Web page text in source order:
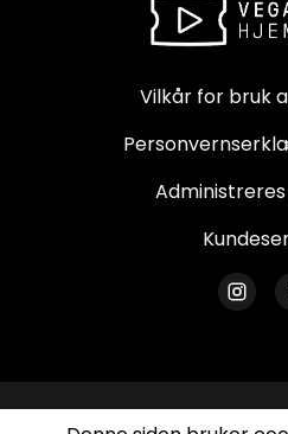
Vilkår for bruk
Administreres